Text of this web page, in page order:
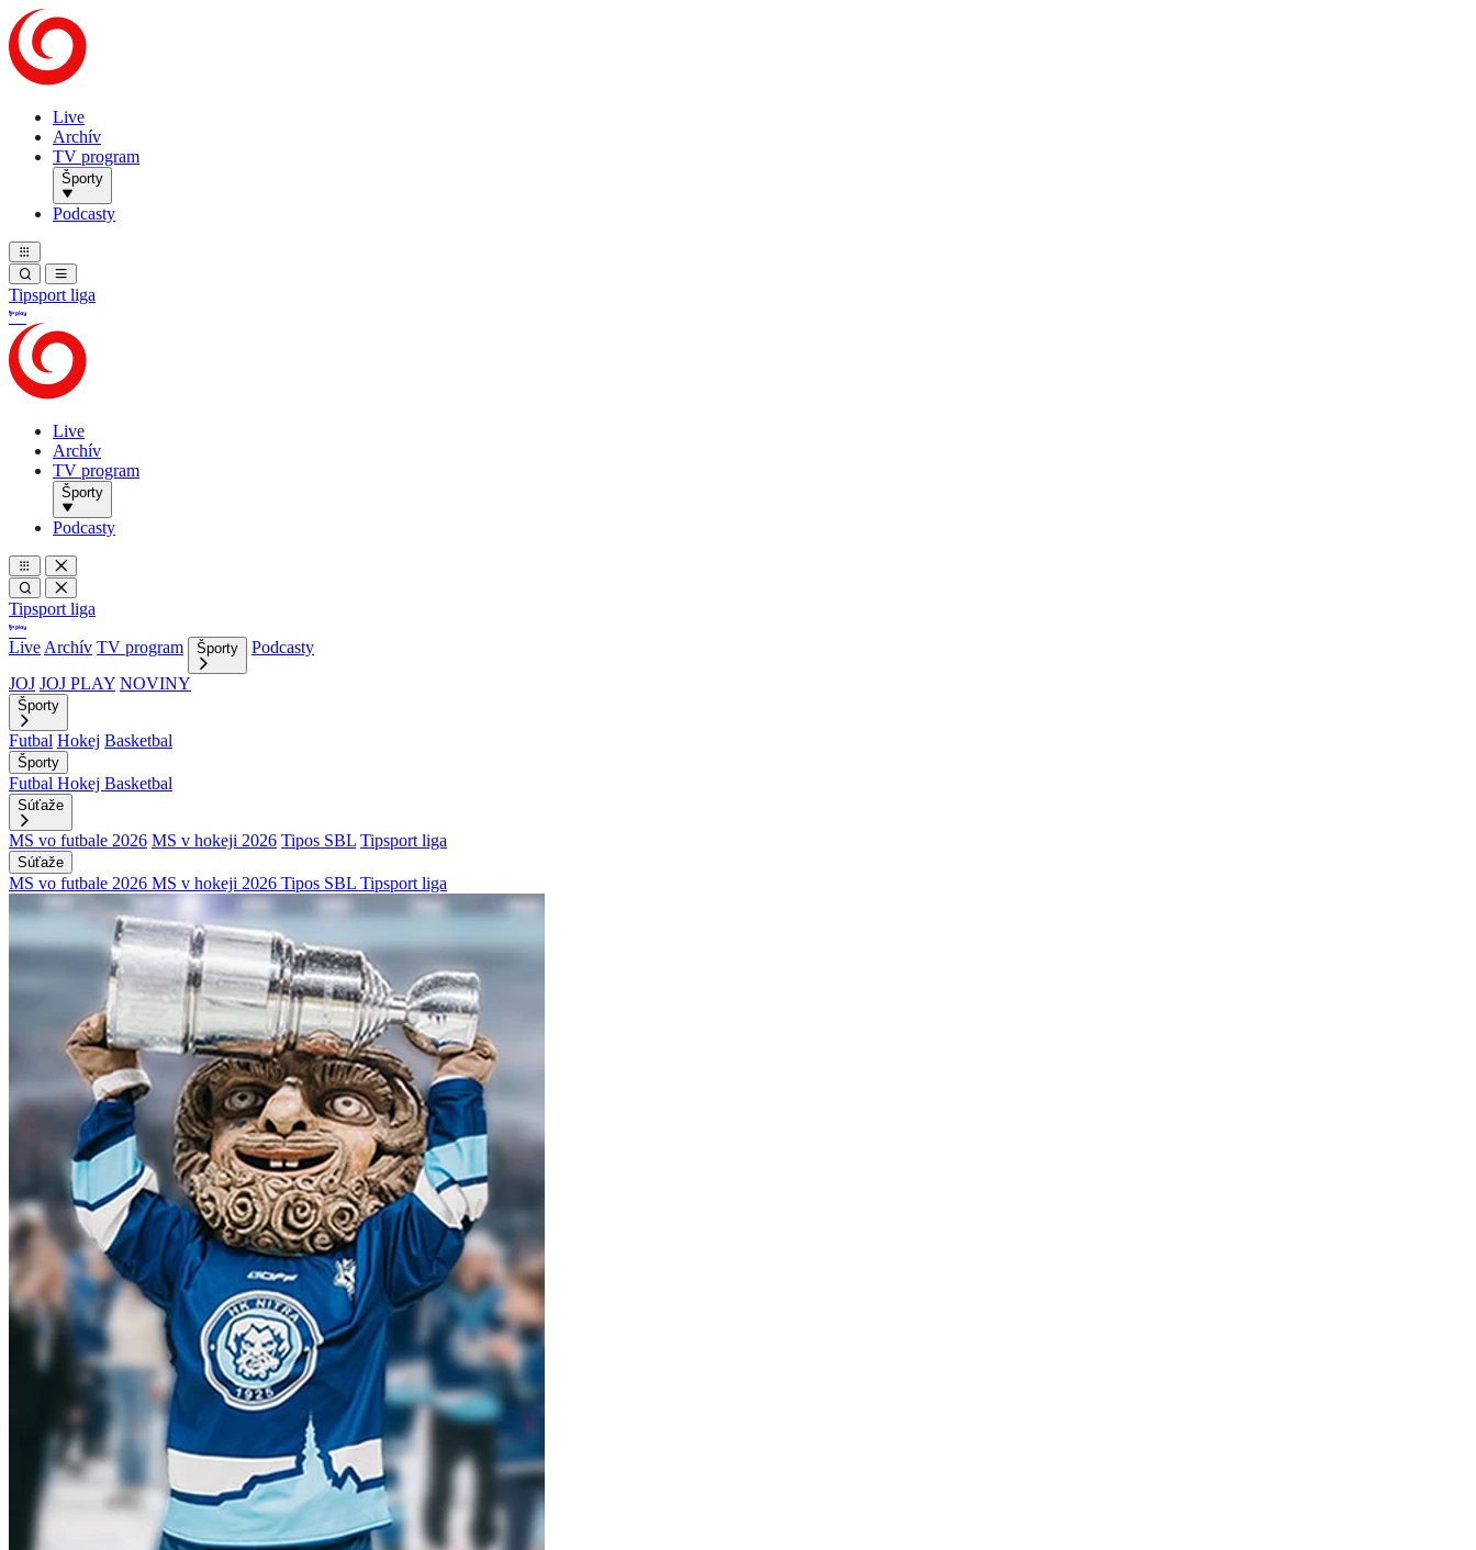
Live
Archív
TV program
Športy
Podcasty
Tipsport liga
Live
Archív
TV program
Športy
Podcasty
Tipsport liga
Live Archív TV program Športy
Podcasty
JOJ JOJ PLAY NOVINY
Športy
Futbal Hokej Basketbal
Športy
Futbal Hokej Basketbal
Súťaže
MS vo futbale 2026 MS v hokeji 2026 Tipos SBL Tipsport liga
Súťaže
MS vo futbale 2026 MS v hokeji 2026 Tipos SBL Tipsport liga